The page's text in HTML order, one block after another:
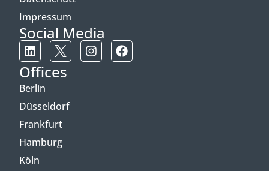
Impressum
Social Media
Offices
Berlin
Düsseldorf
Frankfurt
Hamburg
Köln